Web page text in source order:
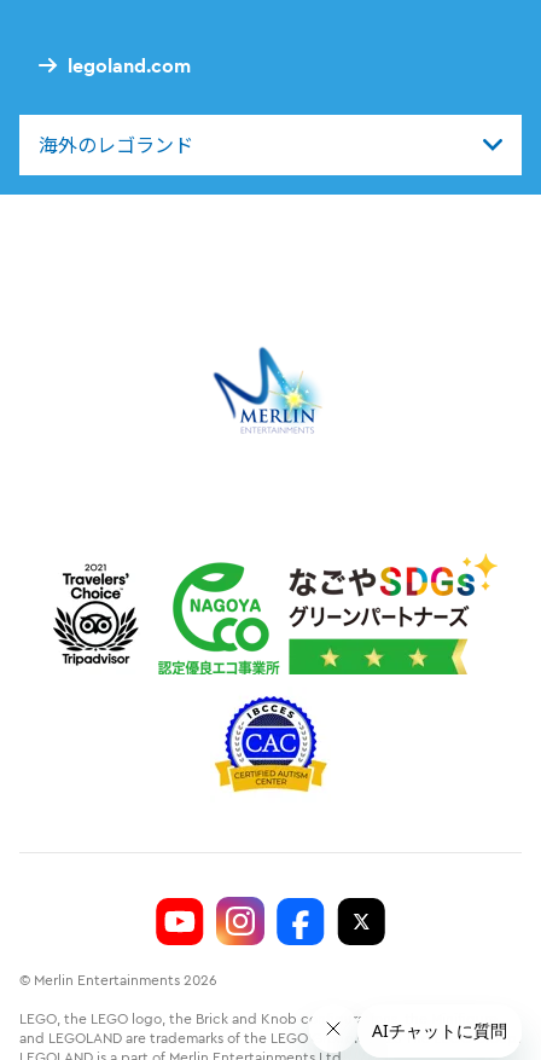
legoland.com
海外のレゴランド
© Merlin Entertainments 2026
LEGO, the LEGO logo, the Brick and Knob configurations, the Minifigure
and LEGOLAND are trademarks of the LEGO Group.©2026 The LEGO Group.